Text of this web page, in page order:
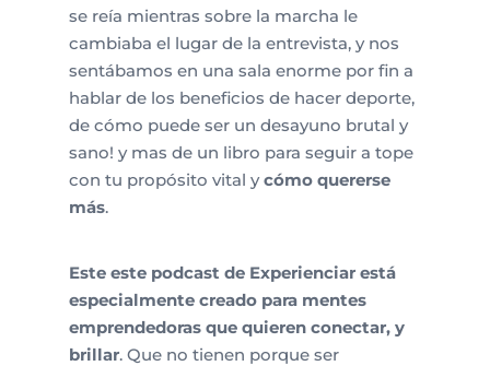
se reía mientras sobre la marcha le
cambiaba el lugar de la entrevista, y nos
sentábamos en una sala enorme por fin a
hablar de los beneficios de hacer deporte,
de cómo puede ser un desayuno brutal y
sano! y mas de un libro para seguir a tope
con tu propósito vital ycómo quererse
más.
Este este podcast de Experienciar está
especialmente creado para mentes
emprendedoras que quieren conectar, y
brillar. Que no tienen porque ser